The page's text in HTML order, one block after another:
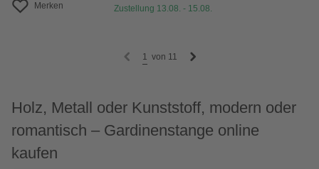
Merken
Zustellung 13.08. - 15.08.
1 von 11
Holz, Metall oder Kunststoff, modern oder
romantisch – Gardinenstange online
kaufen